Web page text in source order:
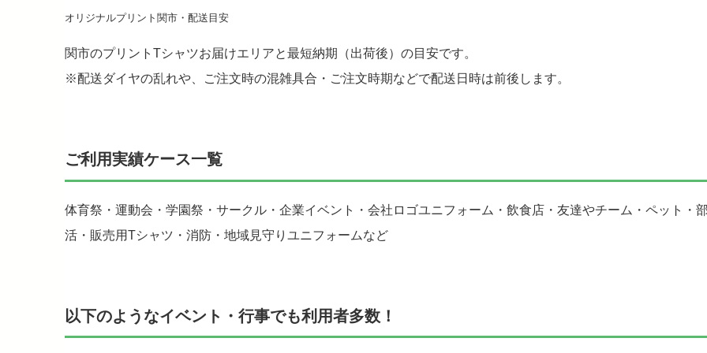
オリジナルプリント関市・配送目安
関市のプリントTシャツお届けエリアと最短納期（出荷後）の目安です。
※配送ダイヤの乱れや、ご注文時の混雑具合・ご注文時期などで配送日時は前後します。
ご利用実績ケース一覧
体育祭・運動会・学園祭・サークル・企業イベント・会社ロゴユニフォーム・飲食店・友達やチーム・ペット・
活・販売用Tシャツ・消防・地域見守りユニフォームなど
以下のようなイベント・行事でも利用者多数！